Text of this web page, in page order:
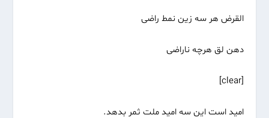
القرض هر سه زین نمط راضی
دهن لق هرچه ناراضی
[clear]
امید است این سه امید ملت ثمر بدهد.